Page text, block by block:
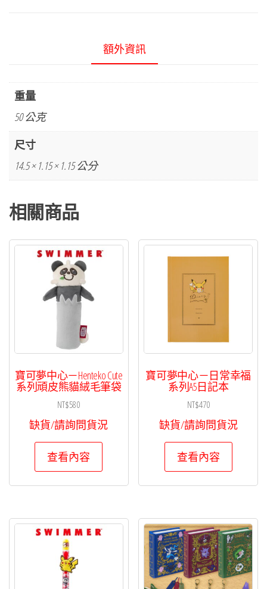
額外資訊
重量
50 公克
尺寸
14.5 × 1.15 × 1.15 公分
相關商品
寶可夢中心－Henteko Cute
系列頑皮熊貓絨毛筆袋
NT$580
缺貨/請詢問貨況
查看內容
寶可夢中心－日常幸福
系列A5日記本
NT$470
缺貨/請詢問貨況
查看內容